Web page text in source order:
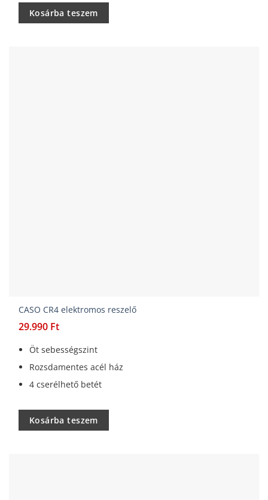
Kosárba teszem
CASO CR4 elektromos reszelő
29.990 Ft
Öt sebességszint
Rozsdamentes acél ház
4 cserélhető betét
Kosárba teszem